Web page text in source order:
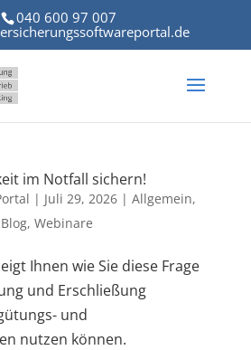
040 600 97 007
im Notfall sichern!
| Juli 29, 2026| Allgemein,
Blog, Webinare
Ihnen wie Sie diese Frage
und Erschließung
und
nutzen können.